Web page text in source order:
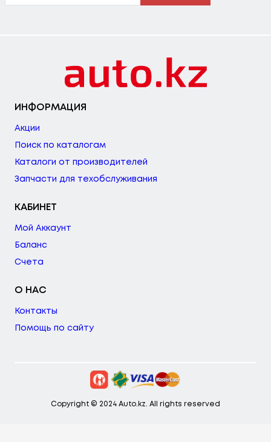
ИНФОРМАЦИЯ
Акции
Поиск по каталогам
Каталоги от производителей
Запчасти для техобслуживания
КАБИНЕТ
Мой Аккаунт
Баланс
Счета
О НАС
Контакты
Помощь по сайту
Copyright © 2024 Auto.kz. All rights reserved